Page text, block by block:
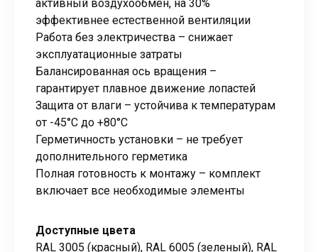
активный воздухообмен, на 30%
эффективнее естественной вентиляции
Работа без электричества – снижает
эксплуатационные затраты
Балансированная ось вращения –
гарантирует плавное движение лопастей
Защита от влаги – устойчива к температурам
от -45°С до +80°С
Герметичность установки – не требует
дополнительного герметика
Полная готовность к монтажу – комплект
включает все необходимые элементы
Доступные цвета
RAL 3005 (красный), RAL 6005 (зеленый), RAL